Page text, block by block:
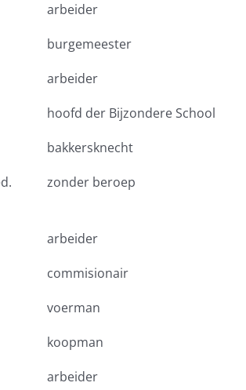
arbeider
burgemeester
arbeider
hoofd der Bijzondere School
bakkersknecht
zonder beroep
arbeider
commisionair
voerman
koopman
arbeider